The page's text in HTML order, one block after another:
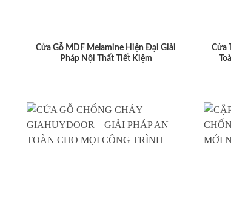
Cửa Gỗ MDF Melamine Hiện Đại Giải
Pháp Nội Thất Tiết Kiệm
Cửa